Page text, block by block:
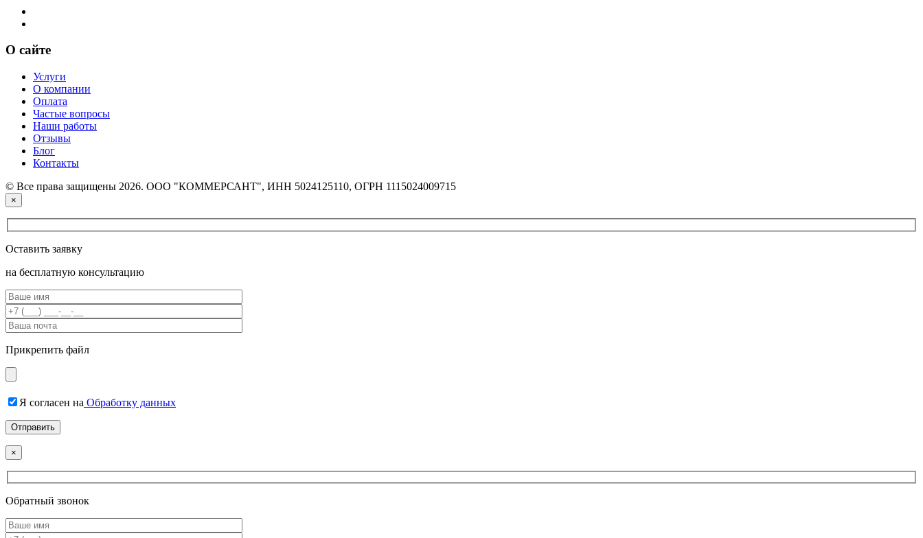
О сайте
Услуги
О компании
Оплата
Частые вопросы
Наши работы
Отзывы
Блог
Контакты
© Все права защищены 2026. ООО "КОММЕРСАНТ", ИНН 5024125110, ОГРН 1115024009715
×
Оставить заявку
на бесплатную консультацию
Прикрепить файл
Я согласен на Обработку данных
×
Обратный звонок